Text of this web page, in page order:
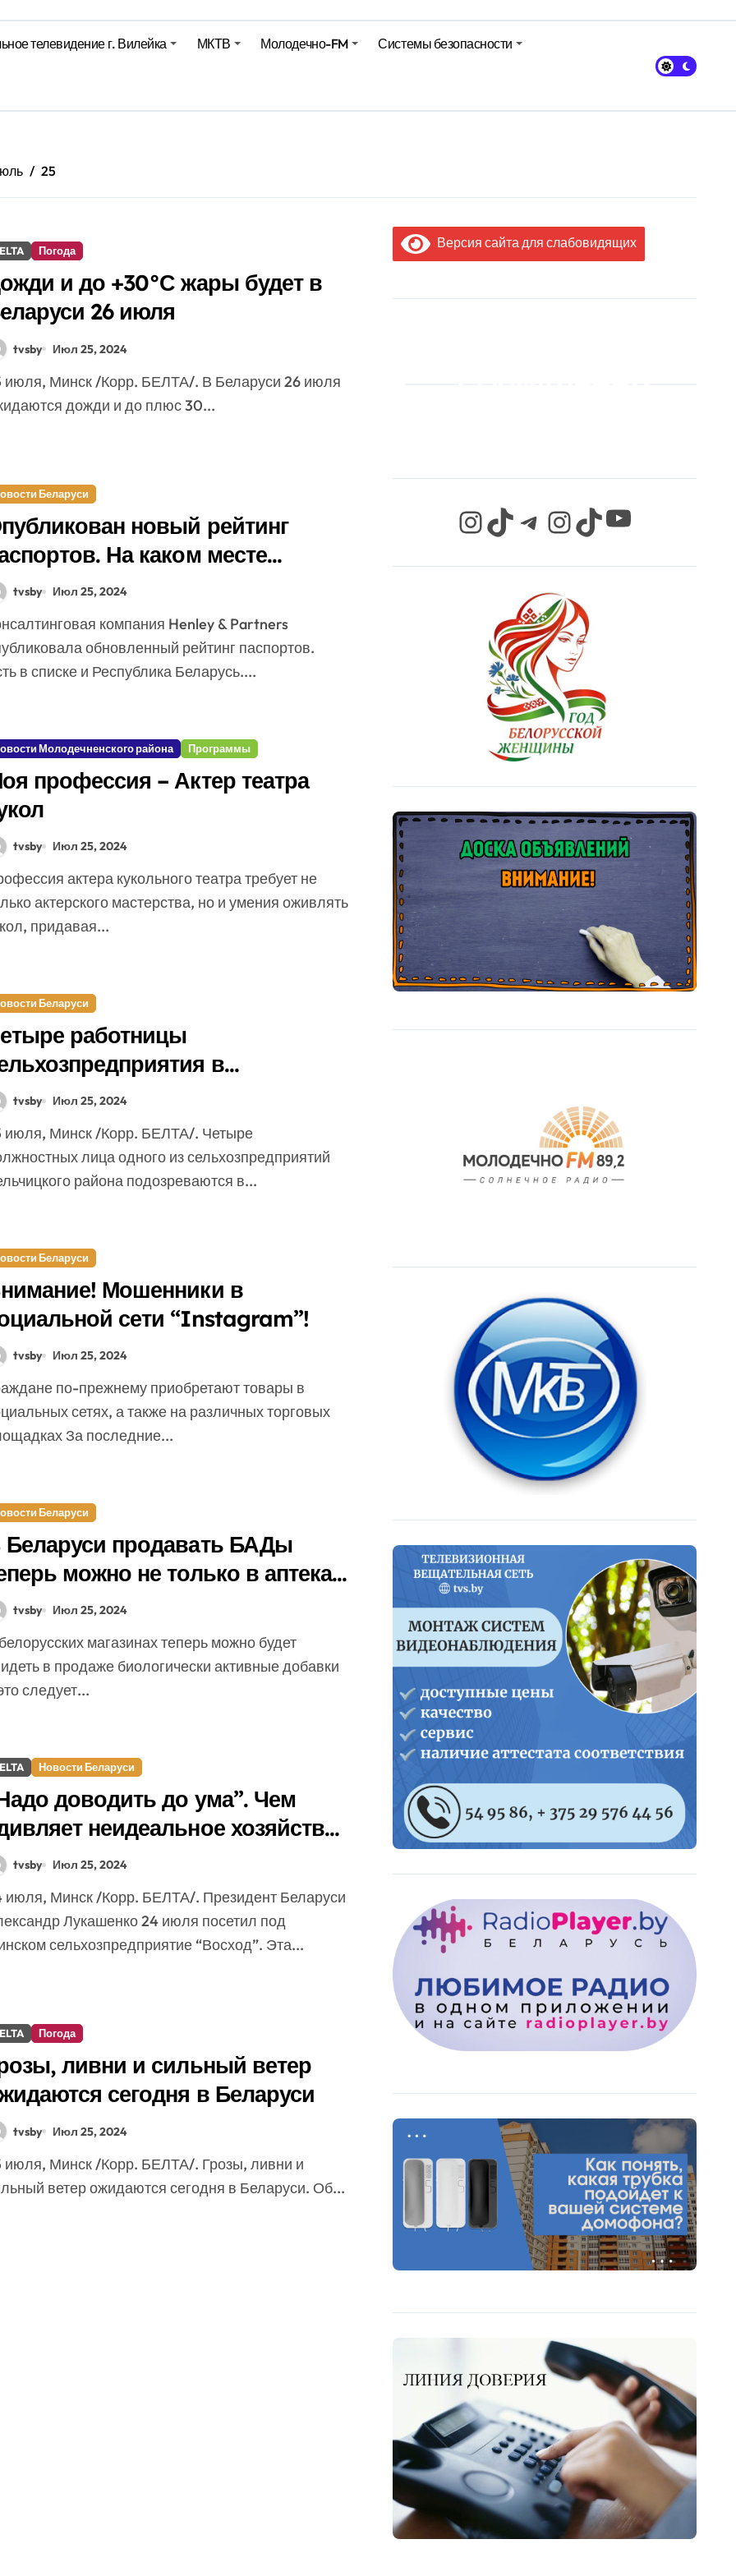
рассказали о погоде на сегодня
– 05 08 2026
– 07 08 20
телевидение г. Вилейка МКТВ Молодечно-FM Системы безопасности
25
Погода
и до +30°С жары будет в
26 июля
tvsby Июл 25, 2024
дожди и до плюс 30...
Беларуси
новый рейтинг
На каком месте
tvsby Июл 25, 2024
обновленный рейтинг паспортов.
в списке и Республика Беларусь....
Молодечненского района Программы
профессия – Актер театра
tvsby Июл 25, 2024
актерского мастерства, но и умения оживлять
придавая...
Беларуси
работницы
в
районе похитили
Br57 тыс.
tvsby Июл 25, 2024
лица одного из сельхозпредприятий
района подозреваются в...
Беларуси
Мошенники в
сети “Instagram”!
tvsby Июл 25, 2024
сетях, а также на различных торговых
За последние...
Беларуси
Беларуси продавать БАДы
можно не только в аптеках.
еще?
tvsby Июл 25, 2024
в продаже биологически активные добавки
следует...
Новости Беларуси
доводить до ума”. Чем
неидеальное хозяйство
Минском, которое посетил
tvsby Июл 25, 2024
Лукашенко 24 июля посетил под
сельхозпредприятие “Восход”. Эта...
Погода
ливни и сильный ветер
сегодня в Беларуси
tvsby Июл 25, 2024
ветер ожидаются сегодня в Беларуси. Об...
Версия сайта для слабовидящих
InstagramTikTok Telegram InstagramTikTok YouTube